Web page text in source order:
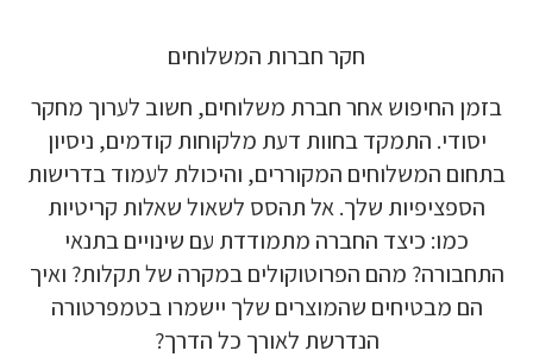
חקר חברות המשלוחים
בזמן החיפוש אחר חברת משלוחים, חשוב לערוך מחקר
יסודי. התמקד בחוות דעת מלקוחות קודמים, ניסיון
בתחום המשלוחים המקוררים, והיכולת לעמוד בדרישות
הספציפיות שלך. אל תהסס לשאול שאלות קריטיות
כמו: כיצד החברה מתמודדת עם שינויים בתנאי
התחבורה? מהם הפרוטוקולים במקרה של תקלות? ואיך
הם מבטיחים שהמוצרים שלך יישמרו בטמפרטורה
הנדרשת לאורך כל הדרך?